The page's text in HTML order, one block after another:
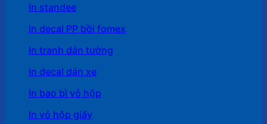
In standee
In decal PP bồi fomex
In tranh dán tường
In decal dán xe
In bao bì vỏ hộp
In vỏ hộp giấy